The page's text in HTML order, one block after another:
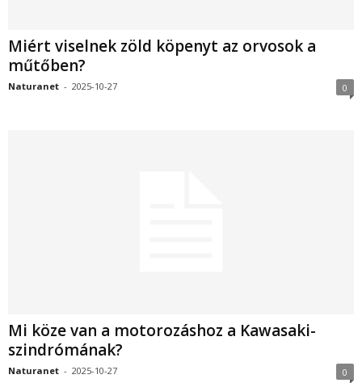
Miért viselnek zöld köpenyt az orvosok a
műtőben?
Naturanet - 2025-10-27 0
Mi köze van a motorozáshoz a Kawasaki-
szindrómának?
Naturanet - 2025-10-27 0